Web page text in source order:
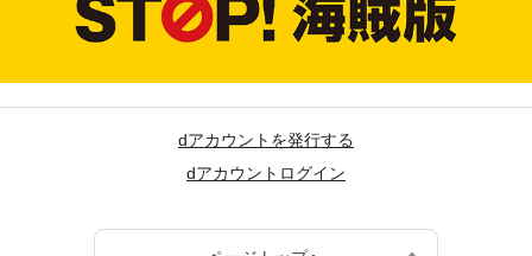
dアカウントを発行する
dアカウントログイン